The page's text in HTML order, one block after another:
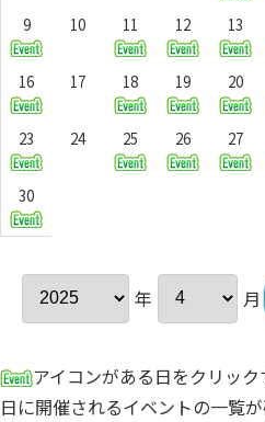
9 10 11 12 13
16 17 18 19 20
23 24 25 26 27
30
年 月
アイコンがある日をクリッ
日に開催されるイベントの一覧